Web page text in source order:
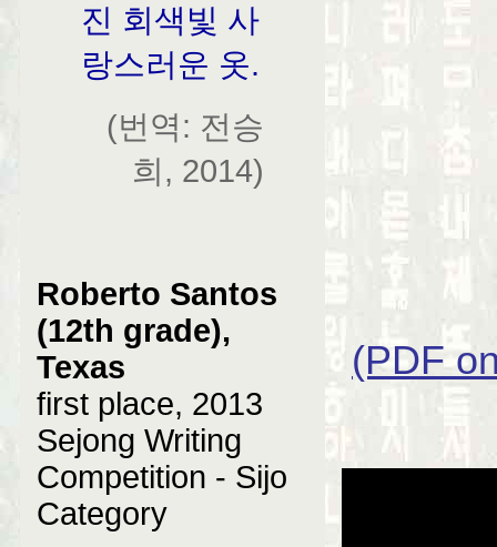
진 회색빛 사
랑스러운 옷.
(번역: 전승
희, 2014)
Roberto Santos
(12th grade),
Texas
first place, 2013
Sejong Writing
Competition - Sijo
Category
(PDF